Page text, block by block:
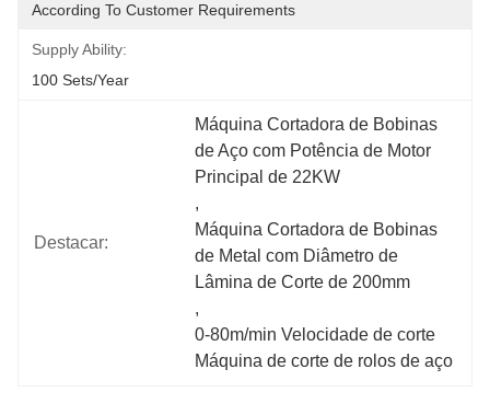
According To Customer Requirements
Supply Ability:
100 Sets/year
Destacar:
Máquina Cortadora de Bobinas
de Aço com Potência de Motor
Principal de 22KW
,
Máquina Cortadora de Bobinas
de Metal com Diâmetro de
Lâmina de Corte de 200mm
,
0-80m/min Velocidade de corte
Máquina de corte de rolos de aço